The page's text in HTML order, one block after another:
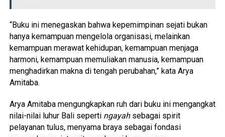
“Buku ini menegaskan bahwa kepemimpinan sejati bukan
hanya kemampuan mengelola organisasi, melainkan
kemampuan merawat kehidupan, kemampuan menjaga
harmoni, kemampuan memuliakan manusia, kemampuan
menghadirkan makna di tengah perubahan,” kata Arya
Amitaba.
Arya Amitaba mengungkapkan ruh dari buku ini mengangkat
nilai-nilai luhur Bali seperti ngayahsebagai spirit
pelayanan tulus, menyama braya sebagai fondasi